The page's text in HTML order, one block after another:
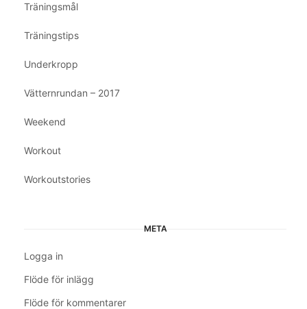
Träningsmål
Träningstips
Underkropp
Vätternrundan – 2017
Weekend
Workout
Workoutstories
META
Logga in
Flöde för inlägg
Flöde för kommentarer